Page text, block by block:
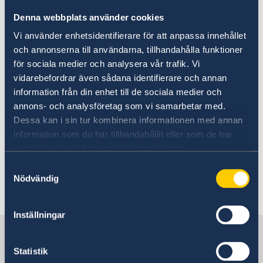
Denna webbplats använder cookies
Vi använder enhetsidentifierare för att anpassa innehållet
och annonserna till användarna, tillhandahålla funktioner
för sociala medier och analysera vår trafik. Vi
vidarebefordrar även sådana identifierare och annan
information från din enhet till de sociala medier och
annons- och analysföretag som vi samarbetar med.
Dessa kan i sin tur kombinera informationen med annan
information som du har tillhandahållit eller som de har
Nödvändig
Inställningar
Statistik
Om du blir frihetsberövad eller häktad i Mexiko
har du rätt att kontakta Sveriges ambassad
eller honorärkonsulaten. Du måste själv begära
att få tala med svenska ambassaden. Du hittar
kontaktinformation till samtliga myndigheter
på hemsidan:
Ambassadens reseinformation i Mexiko -